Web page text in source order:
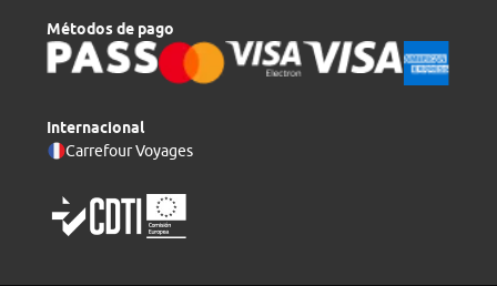
Métodos de pago
Internacional
Carrefour Voyages